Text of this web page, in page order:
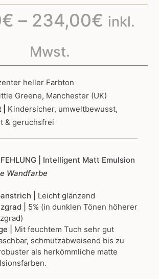
€ – 234,00€ inkl.
Mwst.
heller Farbton
Greene, Manchester (UK)
Kindersicher, umweltbewusst,
& geruchsfrei
| Intelligent Matt Emulsion
Wandfarbe
| Leicht glänzend
| 5% (in dunklen Tönen höherer
| Mit feuchtem Tuch sehr gut
schmutzabweisend bis zu
als herkömmliche matte